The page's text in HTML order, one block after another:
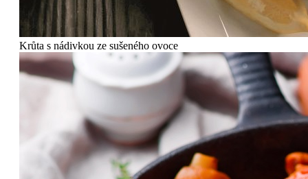
Krůta s nádivkou ze sušeného ovoce